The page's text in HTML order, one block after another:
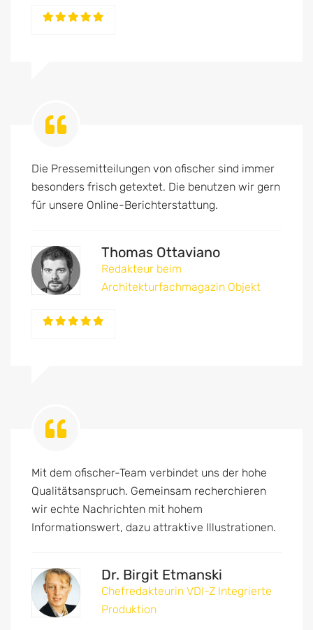
Die Pressemitteilungen von ofischer sind immer
besonders frisch getextet. Die benutzen wir gern
für unsere Online-Berichterstattung.
Thomas Ottaviano
Redakteur beim
Architekturfachmagazin Objekt
Mit dem ofischer-Team verbindet uns der hohe
Qualitätsanspruch. Gemeinsam recherchieren
wir echte Nachrichten mit hohem
Informationswert, dazu attraktive Illustrationen.
Dr. Birgit Etmanski
Chefredakteurin VDI-Z Integrierte
Produktion